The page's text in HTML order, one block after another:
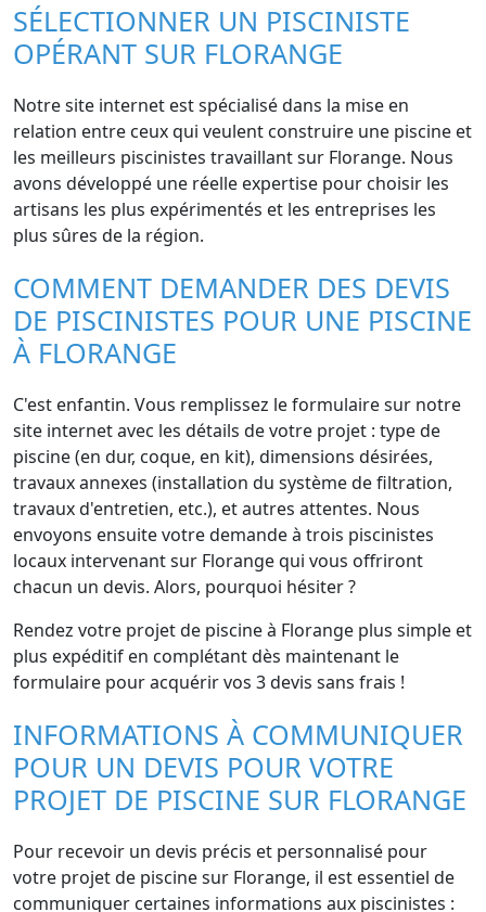
SÉLECTIONNER UN PISCINISTE
OPÉRANT SUR FLORANGE
Notre site internet est spécialisé dans la mise en
relation entre ceux qui veulent construire une piscine et
les meilleurs piscinistes travaillant sur Florange. Nous
avons développé une réelle expertise pour choisir les
artisans les plus expérimentés et les entreprises les
plus sûres de la région.
COMMENT DEMANDER DES DEVIS
DE PISCINISTES POUR UNE PISCINE
À FLORANGE
C'est enfantin. Vous remplissez le formulaire sur notre
site internet avec les détails de votre projet : type de
piscine (en dur, coque, en kit), dimensions désirées,
travaux annexes (installation du système de filtration,
travaux d'entretien, etc.), et autres attentes. Nous
envoyons ensuite votre demande à trois piscinistes
locaux intervenant sur Florange qui vous offriront
chacun un devis. Alors, pourquoi hésiter ?
Rendez votre projet de piscine à Florange plus simple et
plus expéditif en complétant dès maintenant le
formulaire pour acquérir vos 3 devis sans frais !
INFORMATIONS À COMMUNIQUER
POUR UN DEVIS POUR VOTRE
PROJET DE PISCINE SUR FLORANGE
Pour recevoir un devis précis et personnalisé pour
votre projet de piscine sur Florange, il est essentiel de
communiquer certaines informations aux piscinistes :